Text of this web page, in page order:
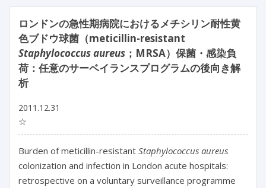
ロンドンの急性期病院におけるメチシリン耐性黄
色ブドウ球菌（meticillin-resistant
Staphylococcus aureus ；MRSA）保菌・感染負
荷：任意のサーベイランスプログラムの後向き解
析
2011.12.31
☆
Burden of meticillin-resistant Staphylococcus aureus
colonization and infection in London acute hospitals:
retrospective on a voluntary surveillance programme